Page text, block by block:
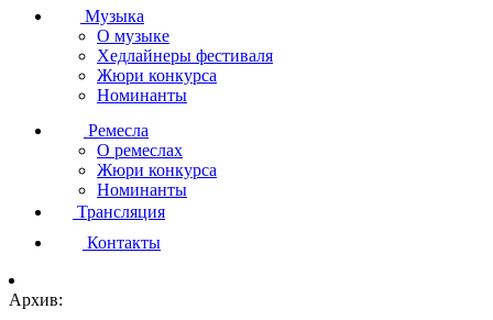
Музыка
О музыке
Хедлайнеры фестиваля
Жюри конкурса
Номинанты
Ремесла
О ремеслах
Жюри конкурса
Номинанты
Трансляция
Контакты
Архив: